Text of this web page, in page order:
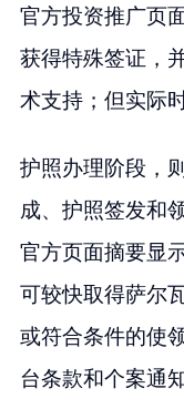
官方投资推广页
获得特殊签证，
术支持；但实际
护照办理阶段，
成、护照签发和
官方页面摘要显
可较快取得萨尔
或符合条件的使
台条款和个案通